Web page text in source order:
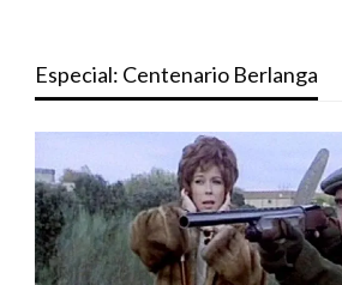
Especial: Centenario Berlanga